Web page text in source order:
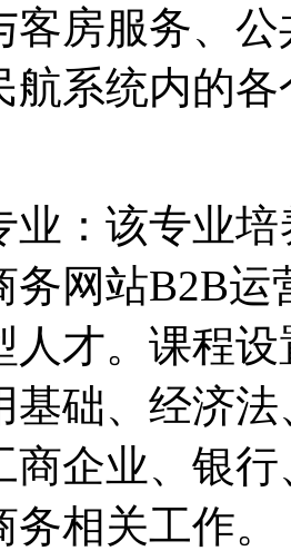
客房服务、
航系统内的
业：该专业
务网站B2B
人才。课程
基础、经济
商企业、银
相关工作。